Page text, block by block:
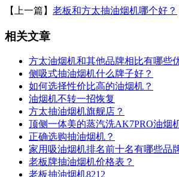
【上一篇】 老板和方太抽油烟机哪个好？
相关文章
方太油烟机和其他品牌相比有哪些
侧吸式抽油烟机什么牌子好？
如何选择性价比高的油烟机？
油烟机不转一招恢复
方太抽油烟机旗舰店？
顶侧一体美的蒸汽洗AK7PRO油烟
正确选购抽油烟机？
家用吸油烟机排名前十名有哪些品
老板牌抽油烟机价格表？
老板抽油烟机8212